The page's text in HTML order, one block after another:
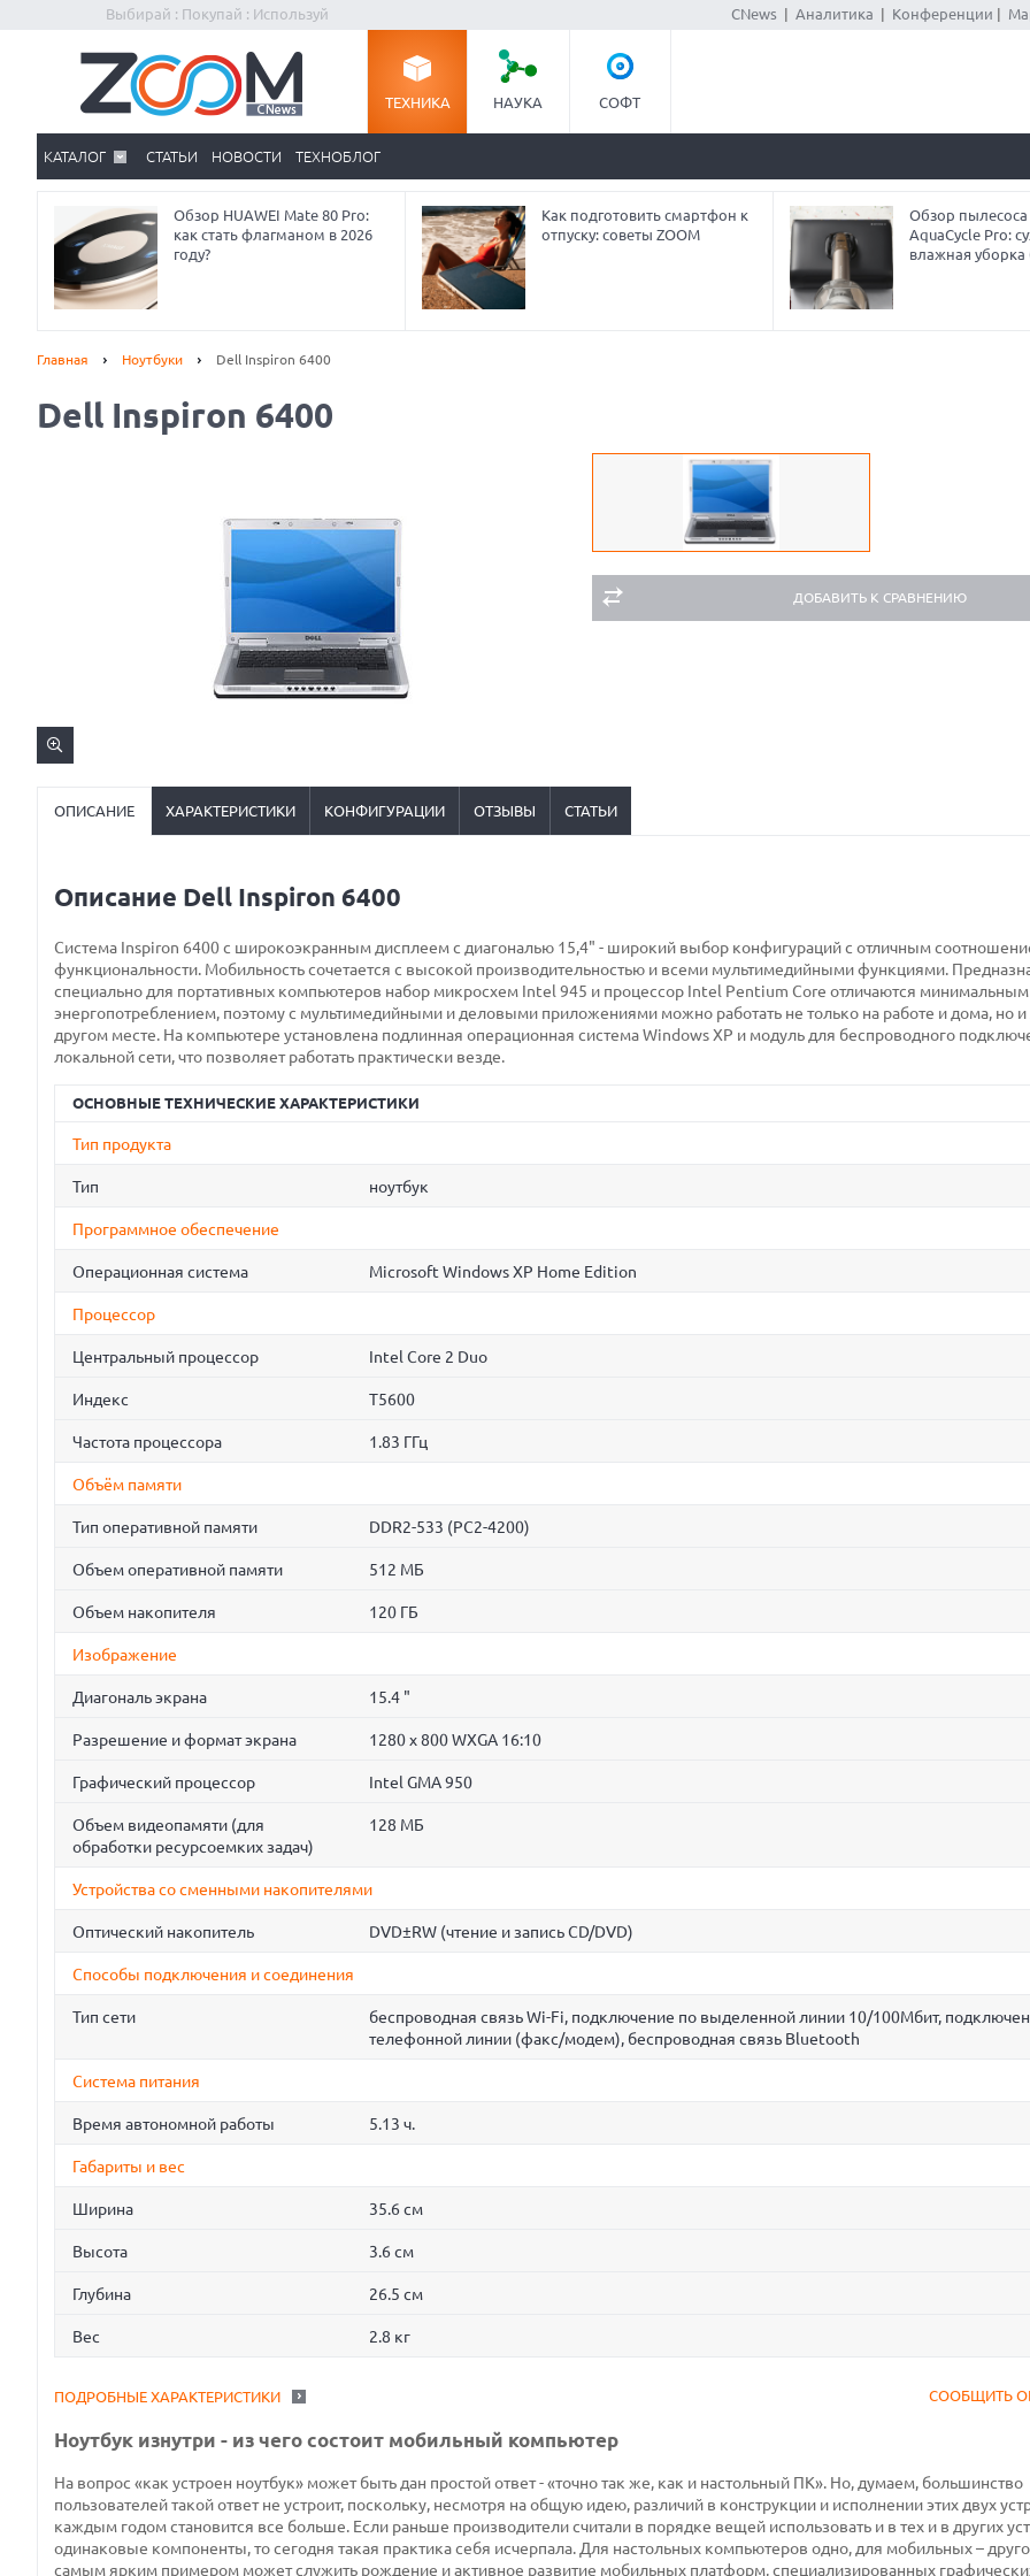
Выбирай : Покупай : Используй CNews| Аналитика Конференции
ТЕХНИКА НАУКА СОФТ
КАТАЛОГ СТАТЬИ НОВОСТИ ТЕХНОБЛОГ
Обзор HUAWEI Mate 80 Pro:
как стать флагманом в 2026
году?
Как подготовить смартфон к
отпуску: советы ZOOM
Обзор пылесоса
AquaCycle Pro:
влажная уборка
Главная Ноутбуки Dell Inspiron 6400
Dell Inspiron 6400
ДОБАВИТЬ К СРАВНЕНИЮ
ОПИСАНИЕ ХАРАКТЕРИСТИКИ КОНФИГУРАЦИИ ОТЗЫВЫ СТАТЬИ
Описание Dell Inspiron 6400
Система Inspiron 6400 с широкоэкранным дисплеем с диагональю 15,4" - широкий выбор конфигураций с отличным
функциональности. Мобильность сочетается с высокой производительностью и всеми мультимедийными функциями.
специально для портативных компьютеров набор микросхем Intel 945 и процессор Intel Pentium Core отличаются минимальным
энергопотреблением, поэтому с мультимедийными и деловыми приложениями можно работать не только на работе и дома, но
другом месте. На компьютере установлена подлинная операционная система Windows XP и модуль для беспроводного
локальной сети, что позволяет работать практически везде.
ОСНОВНЫЕ ТЕХНИЧЕСКИЕ ХАРАКТЕРИСТИКИ
Тип продукта
Тип ноутбук
Программное обеспечение
Операционная система Microsoft Windows XP Home Edition
Процессор
Центральный процессор Intel Core 2 Duo
Индекс T5600
Частота процессора 1.83 ГГц
Объём памяти
Тип оперативной памяти DDR2-533 (PC2-4200)
Объем оперативной памяти 512 МБ
Объем накопителя 120 ГБ
Изображение
Диагональ экрана 15.4 "
Разрешение и формат экрана 1280 x 800 WXGA 16:10
Графический процессор Intel GMA 950
Объем видеопамяти (для
обработки ресурсоемких задач)
128 МБ
Устройства со сменными накопителями
Оптический накопитель DVD±RW (чтение и запись CD/DVD)
Способы подключения и соединения
Тип сети
беспроводная связь Wi-Fi, подключение по выделенной линии 10/100Мбит,
телефонной линии (факс/модем), беспроводная связь Bluetooth
Система питания
Время автономной работы 5.13 ч.
Габариты и вес
Ширина 35.6 см
Высота 3.6 см
Глубина 26.5 см
Вес 2.8 кг
СООБЩИТЬ
ПОДРОБНЫЕ ХАРАКТЕРИСТИКИ
Ноутбук изнутри - из чего состоит мобильный компьютер
На вопрос «как устроен ноутбук» может быть дан простой ответ - «точно так же, как и настольный ПК». Но, думаем, большинство
пользователей такой ответ не устроит, поскольку, несмотря на общую идею, различий в конструкции и исполнении этих двух
каждым годом становится все больше. Если раньше производители считали в порядке вещей использовать и в тех и в других
одинаковые компоненты, то сегодня такая практика себя исчерпала. Для настольных компьютеров одно, для мобильных –
самым ярким примером может служить рождение и активное развитие мобильных платформ, специализированных